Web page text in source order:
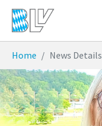
Zum Hauptinhalt springen
Home News Details